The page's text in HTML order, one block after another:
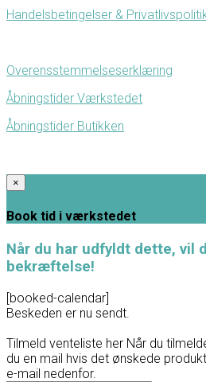
Handelsbetingelser &
Overensstemmelseserklæring
Åbningstider Værkstedet
Åbningstider Butikken
×
Book tid i værkstedet
Når du har udfyldt dette, vil
bekræftelse!
[booked-calendar]
Beskeden er nu sendt.
Tilmeld venteliste her Når du
du en mail hvis det ønskede
e-mail nedenfor.